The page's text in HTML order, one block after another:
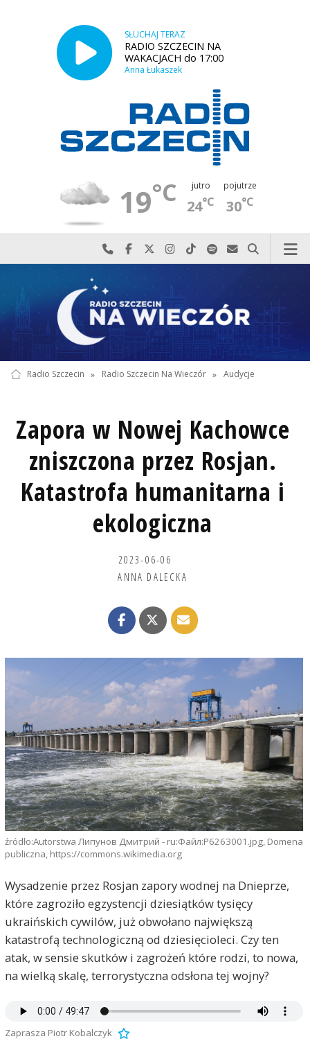
SŁUCHAJ TERAZ
RADIO SZCZECIN NA
WAKACJACH do 17:00
Anna Łukaszek
19°C jutro
24°C
pojutrze
30°C
Najlepiej po prostu do nas zadzwoń
Odwiedź nas na Facebook-u
Odwiedź nas na X
Odwiedź nas na Instagram-ie
Odwiedź nas na TikTok-u
Szukaj nas na Spotify
Wyślij do nas
Szukaj
Radio Szczecin » Radio Szczecin Na Wieczór » Audycje
Zapora w Nowej Kachowce
zniszczona przez Rosjan.
Katastrofa humanitarna i
ekologiczna
2023-06-06
ANNA DALECKA
źródło:Autorstwa Липунов Дмитрий - ru:Файл:P6263001.jpg, Domena
publiczna, https://commons.wikimedia.org
Wysadzenie przez Rosjan zapory wodnej na Dnieprze,
które zagroziło egzystencji dziesiątków tysięcy
ukraińskich cywilów, już obwołano największą
katastrofą technologiczną od dziesięcioleci. Czy ten
atak, w sensie skutków i zagrożeń które rodzi, to nowa,
na wielką skalę, terrorystyczna odsłona tej wojny?
Zaprasza Piotr Kobalczyk